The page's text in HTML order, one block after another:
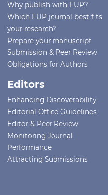
Why publish with FUP?
Which FUP journal best fits
your research?
Prepare your manuscript
Submission & Peer Review
Obligations for Authors
Editors
Enhancing Discoverability
Editorial Office Guidelines
Editor & Peer Review
Monitoring Journal
Performance
Attracting Submissions